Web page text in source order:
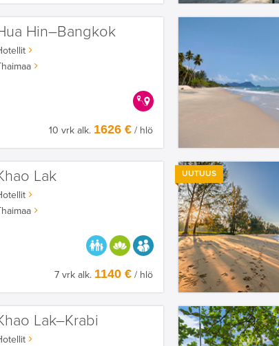
Hin–Bangkok
KERRALLA ENEMMÄN
10 vrk alk. 1626 € / hlö
Lak
PARASTA PERHEELLE
HYVÄÄN OLOON
AIKUISEEN MAKUUN
7 vrk alk. 1140 € / hlö
UUTUUS
Lak–Krabi